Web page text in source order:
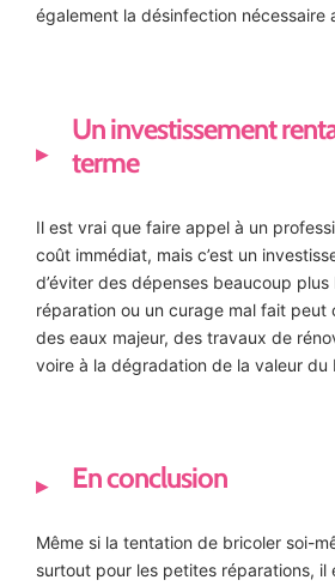
également la désinfection nécessaire
Un investissement
terme
Il est vrai que faire appel à un
coût immédiat, mais c’est un
d’éviter des dépenses beaucoup plus
réparation ou un curage mal fait peut
des eaux majeur, des travaux de
voire à la dégradation de la valeur du
En conclusion
Même si la tentation de bricoler soi-
surtout pour les petites réparations, il